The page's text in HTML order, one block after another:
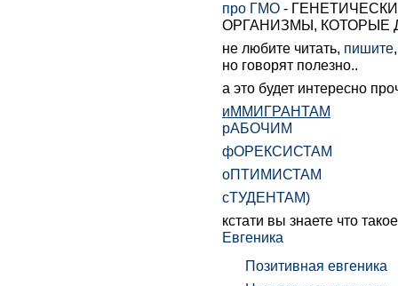
про ГМО -
ОРГАНИЗМЫ, КОТОРЫЕ
не любите читать, пишите
но говорят полезно..
а это будет интересно
иММИГРАНТАМ
рАБОЧИМ
фОРЕКСИСТАМ
оПТИМИСТАМ
сТУДЕНТАМ)
кстати вы знаете что
Евгеника
Позитивная евгеника